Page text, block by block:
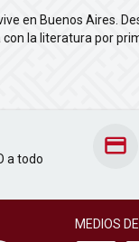
en Buenos Aires.
la literatura por
a todo
MEDIOS